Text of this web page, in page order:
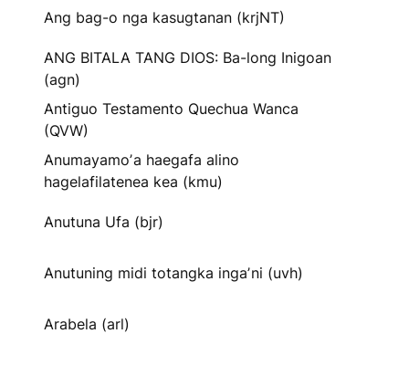
Ang bag-o nga kasugtanan (krjNT)
ANG BITALA TANG DIOS: Ba-long Inigoan
(agn)
Antiguo Testamento Quechua Wanca
(QVW)
Anumayamoʼa haegafa alino
hagelafilatenea kea (kmu)
Anutuna Ufa (bjr)
Anutuning midi totangka ingaʼni (uvh)
Arabela (arl)